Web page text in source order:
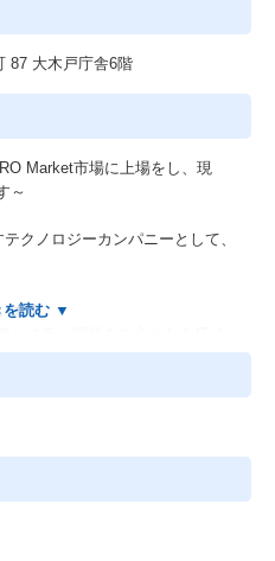
87 大木戸庁舎6階
Market市場に上場をし、現
～
クノロジーカンパニーとして、
ます。
マン」の開発
御・WEB/業務系・スマホアプ